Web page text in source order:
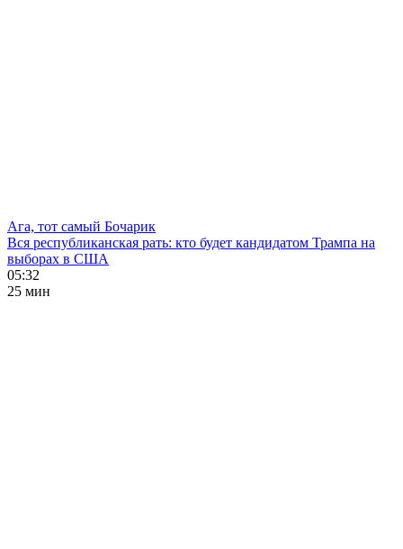
Ага, тот самый Бочарик
Вся республиканская рать: кто будет кандидатом Трампа на
выборах в США
05:32
25 мин